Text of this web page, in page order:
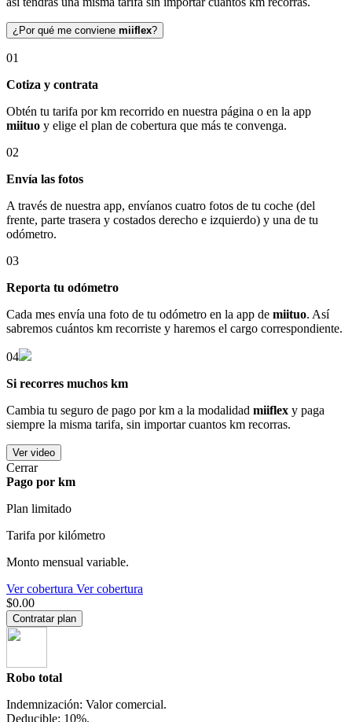
¿Por qué me conviene miiflex?
01
Cotiza y contrata
Obtén tu tarifa por km recorrido en nuestra página o en la app
miituo y elige el plan de cobertura que más te convenga.
02
Envía las fotos
A través de nuestra app, envíanos cuatro fotos de tu coche (del
frente, parte trasera y costados derecho e izquierdo) y una de tu
odómetro.
03
Reporta tu odómetro
Cada mes envía una foto de tu odómetro en la app de miituo. Así
sabremos cuántos km recorriste y haremos el cargo correspondiente.
04
Si recorres muchos km
Cambia tu seguro de pago por km a la modalidad miiflex y paga
siempre la misma tarifa, sin importar cuantos km recorras.
Ver video
Cerrar
Pago por km
Plan limitado
Tarifa por kilómetro
Monto mensual variable.
Ver cobertura Ver cobertura
$0.00
Contratar plan
Robo total
Indemnización: Valor comercial.
Deducible: 10%.